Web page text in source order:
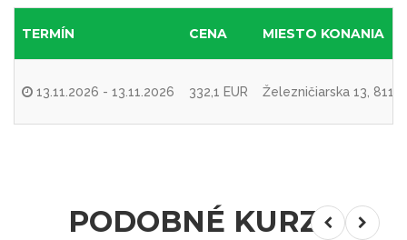
TERMÍN CENA MIESTO KONANIA
13.11.2026 - 13.11.2026 332,1 EUR Železničiarska 13,
PODOBNÉ KURZY